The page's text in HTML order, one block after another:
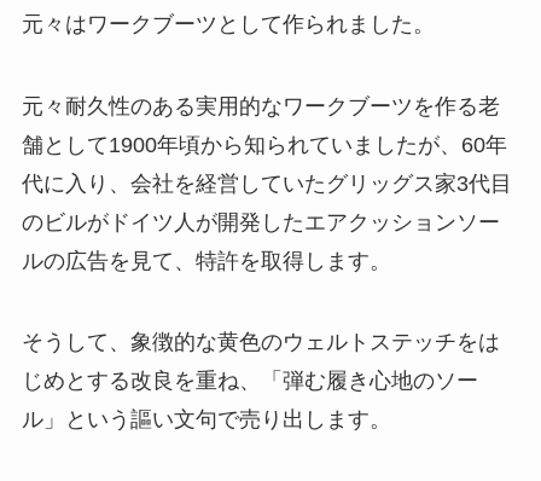
元々はワークブーツとして作られました。
元々耐久性のある実用的なワークブーツを作る老
舗として1900年頃から知られていましたが、60年
代に入り、会社を経営していたグリッグス家3代目
のビルがドイツ人が開発したエアクッションソー
ルの広告を見て、特許を取得します。
そうして、象徴的な黄色のウェルトステッチをは
じめとする改良を重ね、「弾む履き心地のソー
ル」という謳い文句で売り出します。